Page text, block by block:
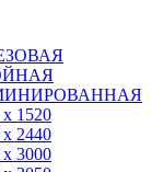
1520
2440
3000